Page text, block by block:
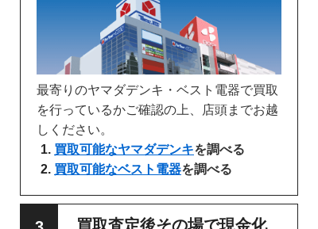
最寄りのヤマダデンキ・ベスト電器で買取
を行っているかご確認の上、店頭までお越
しください。
買取可能なヤマダデンキを調べる
買取可能なベスト電器を調べる
買取査定後その場で現金化